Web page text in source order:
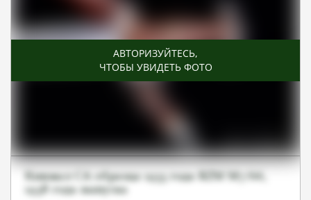
АВТОРИЗУЙТЕСЬ,
ЧТОБЫ УВИДЕТЬ ФОТО
Кинжал СА образца 1933 года RZM M7/66,
1938 года выпуска